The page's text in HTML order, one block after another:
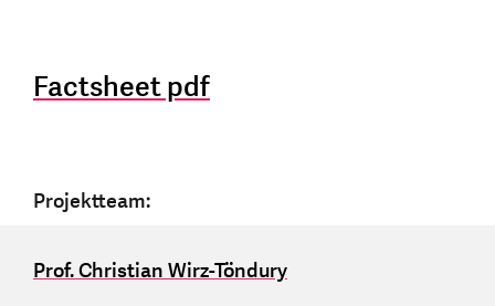
Factsheet pdf
Projektteam:
Prof. Christian Wirz-Töndury